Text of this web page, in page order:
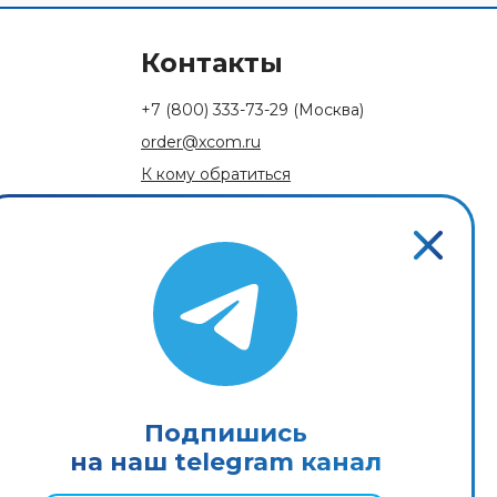
Контакты
+7 (800) 333-73-29 (Москва)
order@xcom.ru
К кому обратиться
Подпишись
на наш telegram канал